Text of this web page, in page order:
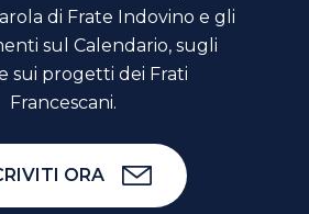
di Frate Indovino e gli
sul Calendario, sugli
sui progetti dei Frati
Francescani.
ORA